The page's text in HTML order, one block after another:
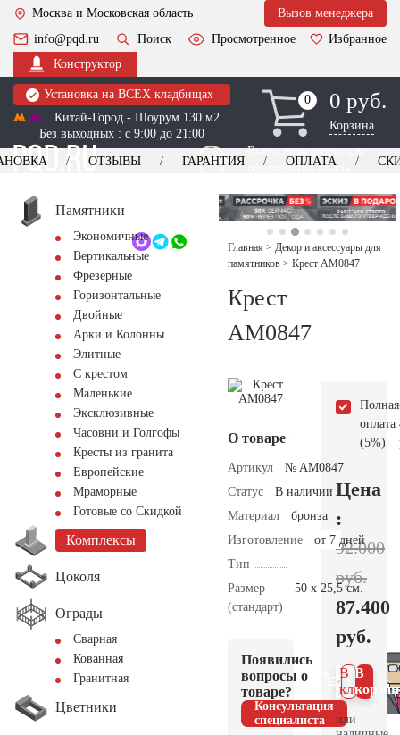
Москва и Московская область
Вызов менеджера
info@pqd.ru
Поиск Просмотренное
Избранное
Конструктор
Установка на ВСЕХ кладбищах
Китай-Город - Шоурум 130 м2
Без выходных : с 9:00 до 21:00
0
0 0 руб.
Корзина
Выезд менеджера для
оформления заказа
+7 (495) 518-44-23
Обратный звонок
ОТЗЫВЫ ГАРАНТИЯ ОПЛАТА
Памятники
Экономичные
Вертикальные
Фрезерные
Горизонтальные
Двойные
Арки и Колонны
Элитные
С крестом
Маленькие
Эксклюзивные
Часовни и Голгофы
Кресты из гранита
Европейские
Мраморные
Готовые со Скидкой
Комплексы
Цоколя
Ограды
Сварная
Кованная
Гранитная
Цветники
Главная > Декор и аксессуары для
памятников > Крест AM0847
Крест
AM0847
О товаре
Артикул
№ AM0847
Статус
В наличии
Материал
бронза
Изготовление
от 7 дней
Тип
Размер
(стандарт)
50 х 25,5 см.
Появились
вопросы о
товаре?
Консультация
специалиста
Полная
оплата
(5%)
Цена
:
92.000
руб.
87.400
руб.
В
В 1
клик
или